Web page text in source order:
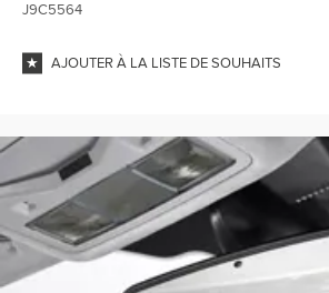
J9C5564
AJOUTER À LA LISTE DE SOUHAITS